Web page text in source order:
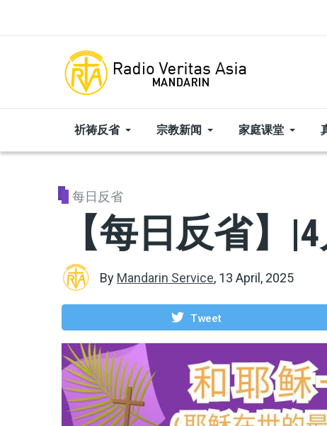
祈祷反省 宗教新闻 家庭课堂
每日反省
【每日反省】
By Mandarin Service, 13 April, 2025
Tweet